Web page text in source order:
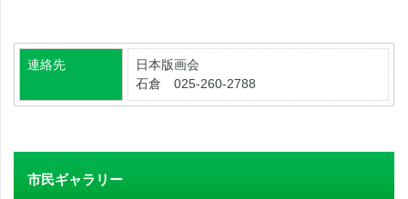
連絡先
日本版画会
石倉 025-260-2788
市民ギャラリー